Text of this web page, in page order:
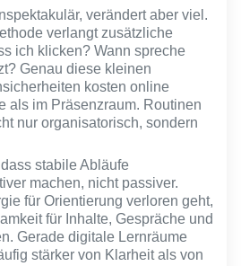
verändert aber viel.
verlangt zusätzliche
ich klicken? Wann spreche
Genau diese kleinen
kosten online
als im Präsenzraum. Routinen
nur organisatorisch, sondern
stabile Abläufe
machen, nicht passiver.
für Orientierung verloren geht,
für Inhalte, Gespräche und
Gerade digitale Lernräume
stärker von Klarheit als von